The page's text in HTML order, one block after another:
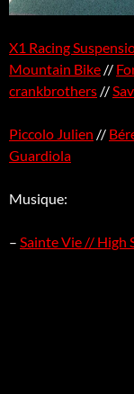
X1 Racing
Mountain Bike //
crankbrothers //
Piccolo Julien //
Guardiola
Musique:
– Sainte Vie // High